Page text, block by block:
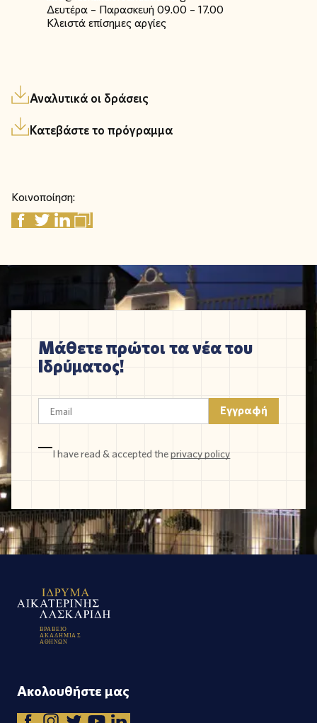
Δευτέρα – Παρασκευή 09.00 – 17.00
Κλειστά επίσημες αργίες
Αναλυτικά οι δράσεις
Κατεβάστε το πρόγραμμα
Κοινοποίηση:
Μάθετε πρώτοι τα νέα του
Ιδρύματος!
I have read & accepted theprivacy policy
ΒΡΑΒΕΙΟ
ΑΚΑΔΗΜΙΑ Σ
ΑΘΗΝΩΝ
Ακολουθήστε μας